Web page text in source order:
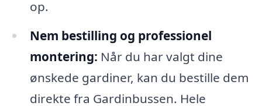
op.
Nem bestilling og professionel
montering: Når du har valgt dine
ønskede gardiner, kan du bestille dem
direkte fra Gardinbussen. Hele